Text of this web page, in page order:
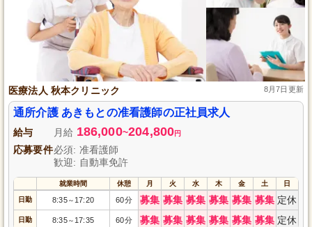
医療法人 秋本クリニック 8月7日更新
通所介護 あきもとの准看護師の正社員求人
給与 月給 186,000~204,800円
応募要件必須: 准看護師
歓迎: 自動車免許
就業時間 休憩 月 火 水 木 金 土 日
日勤 8:35～ 17:20 60分 募集 募集 募集 募集 募集 募集 定休
日勤 8:35～ 17:35 60分 募集 募集 募集 募集 募集 募集 定休